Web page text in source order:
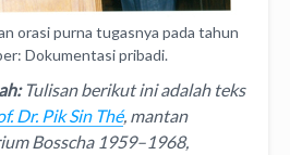
orasi purna tugasnya pada tahun
Dokumentasi pribadi.
Tulisan berikut ini adalah teks
Dr. Pik Sin Thé, mantan
Bosscha 1959–1968,